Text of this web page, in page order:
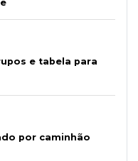
e tabela para
por caminhão